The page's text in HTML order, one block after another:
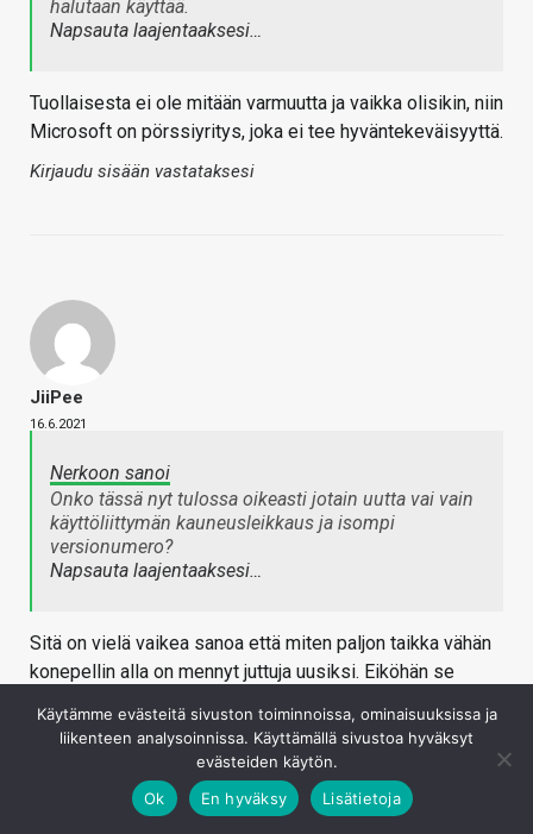
halutaan käyttää.
Napsauta laajentaaksesi…
Tuollaisesta ei ole mitään varmuutta ja vaikka olisikin, niin
Microsoft on pörssiyritys, joka ei tee hyväntekeväisyyttä.
Kirjaudu sisään vastataksesi
JiiPee
16.6.2021
Nerkoon sanoi
Onko tässä nyt tulossa oikeasti jotain uutta vai vain
käyttöliittymän kauneusleikkaus ja isompi
versionumero?
Napsauta laajentaaksesi…
Sitä on vielä vaikea sanoa että miten paljon taikka vähän
konepellin alla on mennyt juttuja uusiksi. Eiköhän se
aiheesta.
TenderBeef sanoi
Syytä olisi ensin parantaa laatua, esim. päivitysten
Käytämme evästeitä sivuston toiminnoissa, ominaisuuksissa ja
liikenteen analysoinnissa. Käyttämällä sivustoa hyväksyt
evästeiden käytön.
Ok
En hyväksy Lisätietoja